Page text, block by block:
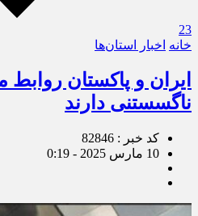
23
خانه اخبار استان‌ها
ایران و پاکستان
ناگسستنی دارند
کد خبر : 82846
10 مارس 2025 - 0:19